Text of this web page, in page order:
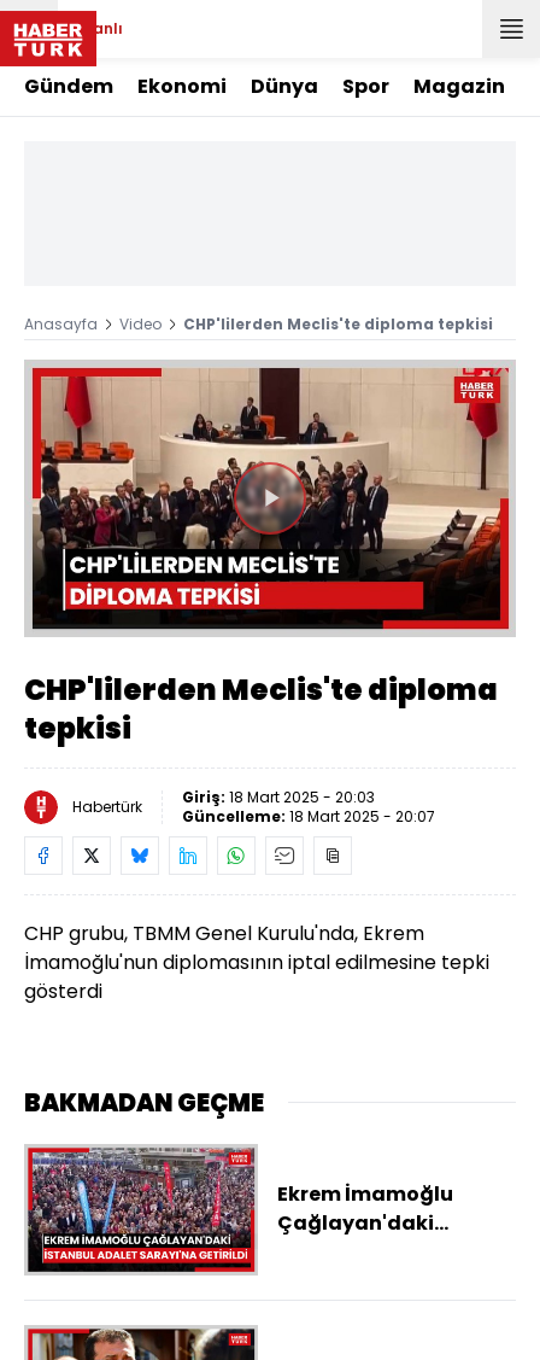
Canlı
Gündem Ekonomi Dünya Spor Magazin
Anasayfa Video CHP'lilerden Meclis'te diploma tepkisi
Videoyu
Oynat
CHP'lilerden Meclis'te diploma
tepkisi
Habertürk Giriş: 18 Mart 2025 - 20:03
Güncelleme: 18 Mart 2025 - 20:07
CHP grubu, TBMM Genel Kurulu'nda, Ekrem
İmamoğlu'nun diplomasının iptal edilmesine tepki
gösterdi
BAKMADAN GEÇME
Ekrem İmamoğlu
Çağlayan'daki